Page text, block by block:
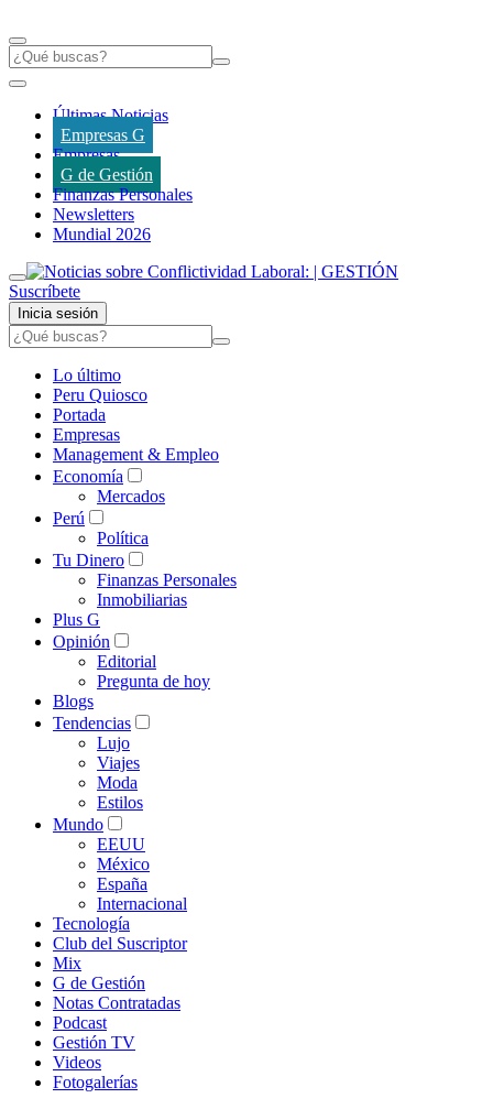
Últimas Noticias
Empresas G
Empresas
G de Gestión
Finanzas Personales
Newsletters
Mundial 2026
Suscríbete
Inicia sesión
Lo último
Peru Quiosco
Portada
Empresas
Management & Empleo
Economía
Mercados
Perú
Política
Tu Dinero
Finanzas Personales
Inmobiliarias
Plus G
Opinión
Editorial
Pregunta de hoy
Blogs
Tendencias
Lujo
Viajes
Moda
Estilos
Mundo
EEUU
México
España
Internacional
Tecnología
Club del Suscriptor
Mix
G de Gestión
Notas Contratadas
Podcast
Gestión TV
Videos
Fotogalerías